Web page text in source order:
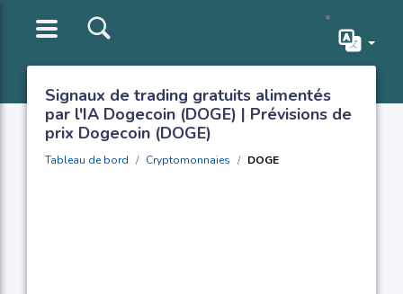
Signaux de trading gratuits alimentés
par l'IA Dogecoin (DOGE) | Prévisions de
prix Dogecoin (DOGE)
Tableau de bord Cryptomonnaies DOGE